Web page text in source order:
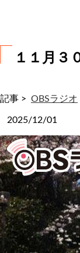
１１月３
記事 > OBSラジオ
2025/12/01